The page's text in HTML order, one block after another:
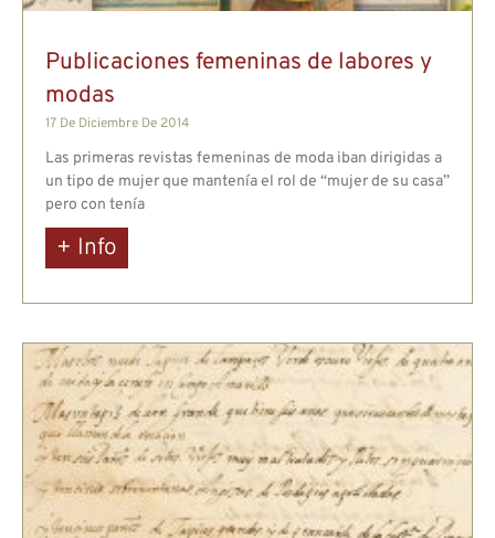
Publicaciones femeninas de labores y
modas
17 De Diciembre De 2014
Las primeras revistas femeninas de moda iban dirigidas a
un tipo de mujer que mantenía el rol de “mujer de su casa”
pero con tenía
+ Info